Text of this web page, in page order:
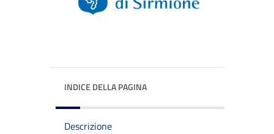
INDICE DELLA PAGINA
Descrizione